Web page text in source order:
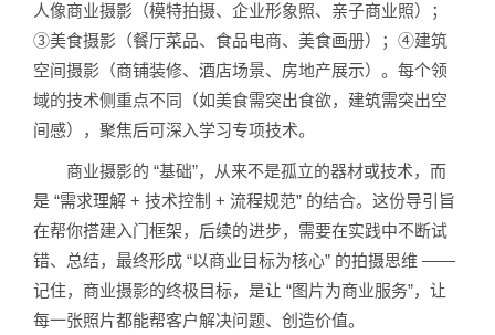
人像商业摄影（模特拍摄、企业形象照、亲子商业照）；
③美食摄影（餐厅菜品、食品电商、美食画册）；④建筑
空间摄影（商铺装修、酒店场景、房地产展示）。每个领
域的技术侧重点不同（如美食需突出食欲，建筑需突出空
间感），聚焦后可深入学习专项技术。
商业摄影的 “基础”，从来不是孤立的器材或技术，而
是 “需求理解 + 技术控制 + 流程规范” 的结合。这份导引旨
在帮你搭建入门框架，后续的进步，需要在实践中不断试
错、总结，最终形成 “以商业目标为核心” 的拍摄思维 ——
记住，商业摄影的终极目标，是让 “图片为商业服务”，让
每一张照片都能帮客户解决问题、创造价值。